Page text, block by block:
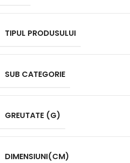
TIPUL PRODUSULUI
SUB CATEGORIE
GREUTATE (G)
DIMENSIUNI(CM)